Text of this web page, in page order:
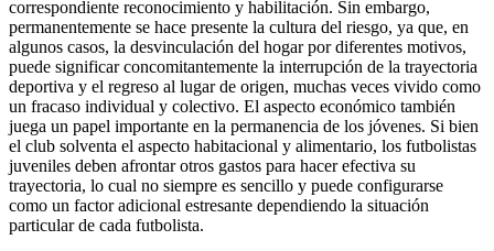
correspondiente reconocimiento y habilitación. Sin embargo,
permanentemente se hace presente la cultura del riesgo, ya que, en
algunos casos, la desvinculación del hogar por diferentes motivos,
puede significar concomitantemente la interrupción de la trayectoria
deportiva y el regreso al lugar de origen, muchas veces vivido como
un fracaso individual y colectivo. El aspecto económico también
juega un papel importante en la permanencia de los jóvenes. Si bien
el club solventa el aspecto habitacional y alimentario, los futbolistas
juveniles deben afrontar otros gastos para hacer efectiva su
trayectoria, lo cual no siempre es sencillo y puede configurarse
como un factor adicional estresante dependiendo la situación
particular de cada futbolista.